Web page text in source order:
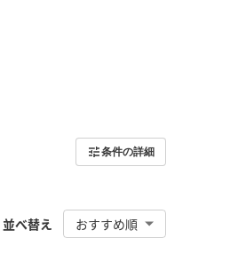
条件の詳細
並べ替え おすすめ順